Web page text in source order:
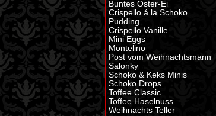
Buntes Oster-Ei
Crispello á la Schoko
Pudding
Crispello Vanille
Mini Eggs
Montelino
Post vom Weihnachtsmann
Salonky
Schoko & Keks Minis
Schoko Drops
Toffee Classic
Toffee Haselnuss
Weihnachts Teller